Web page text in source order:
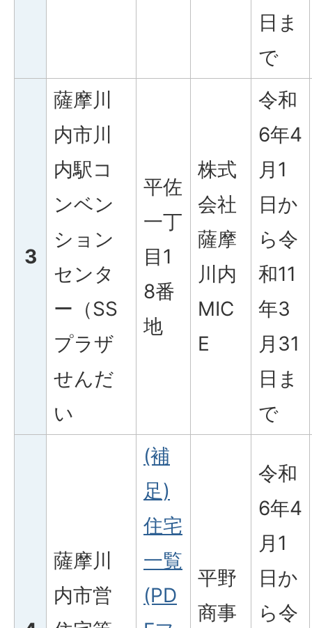
日ま
で
3
薩摩川
内市川
内駅コ
ンベン
ション
センタ
ー（SS
プラザ
せんだ
い
平佐
一丁
目1
8番
地
株式
会社
薩摩
川内
MIC
E
令和
6年4
月1
日か
ら令
和11
年3
月31
日ま
で
薩摩川
内市営
(補
足)
住宅
一覧
(PD
平野
商事
令和
6年4
月1
日か
ら令